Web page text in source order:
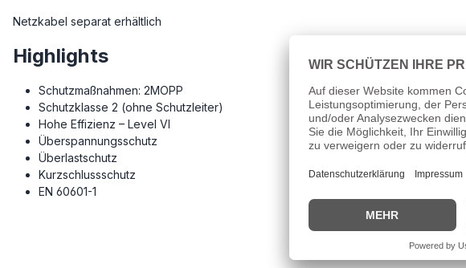
Netzkabel separat erhältlich
Highlights
Schutzmaßnahmen: 2MOPP
Schutzklasse 2 (ohne Schutzleiter)
Hohe Effizienz – Level VI
Überspannungsschutz
Überlastschutz
Kurzschlussschutz
EN 60601-1